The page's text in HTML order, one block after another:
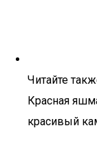
Читайте
Красная
красивый